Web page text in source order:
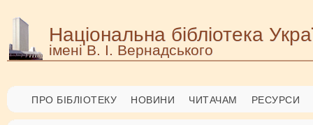
Національна бібліотека
імені В. І. Вернадського
ПРО БІБЛІОТЕКУ НОВИНИ ЧИТАЧАМ РЕСУРСИ